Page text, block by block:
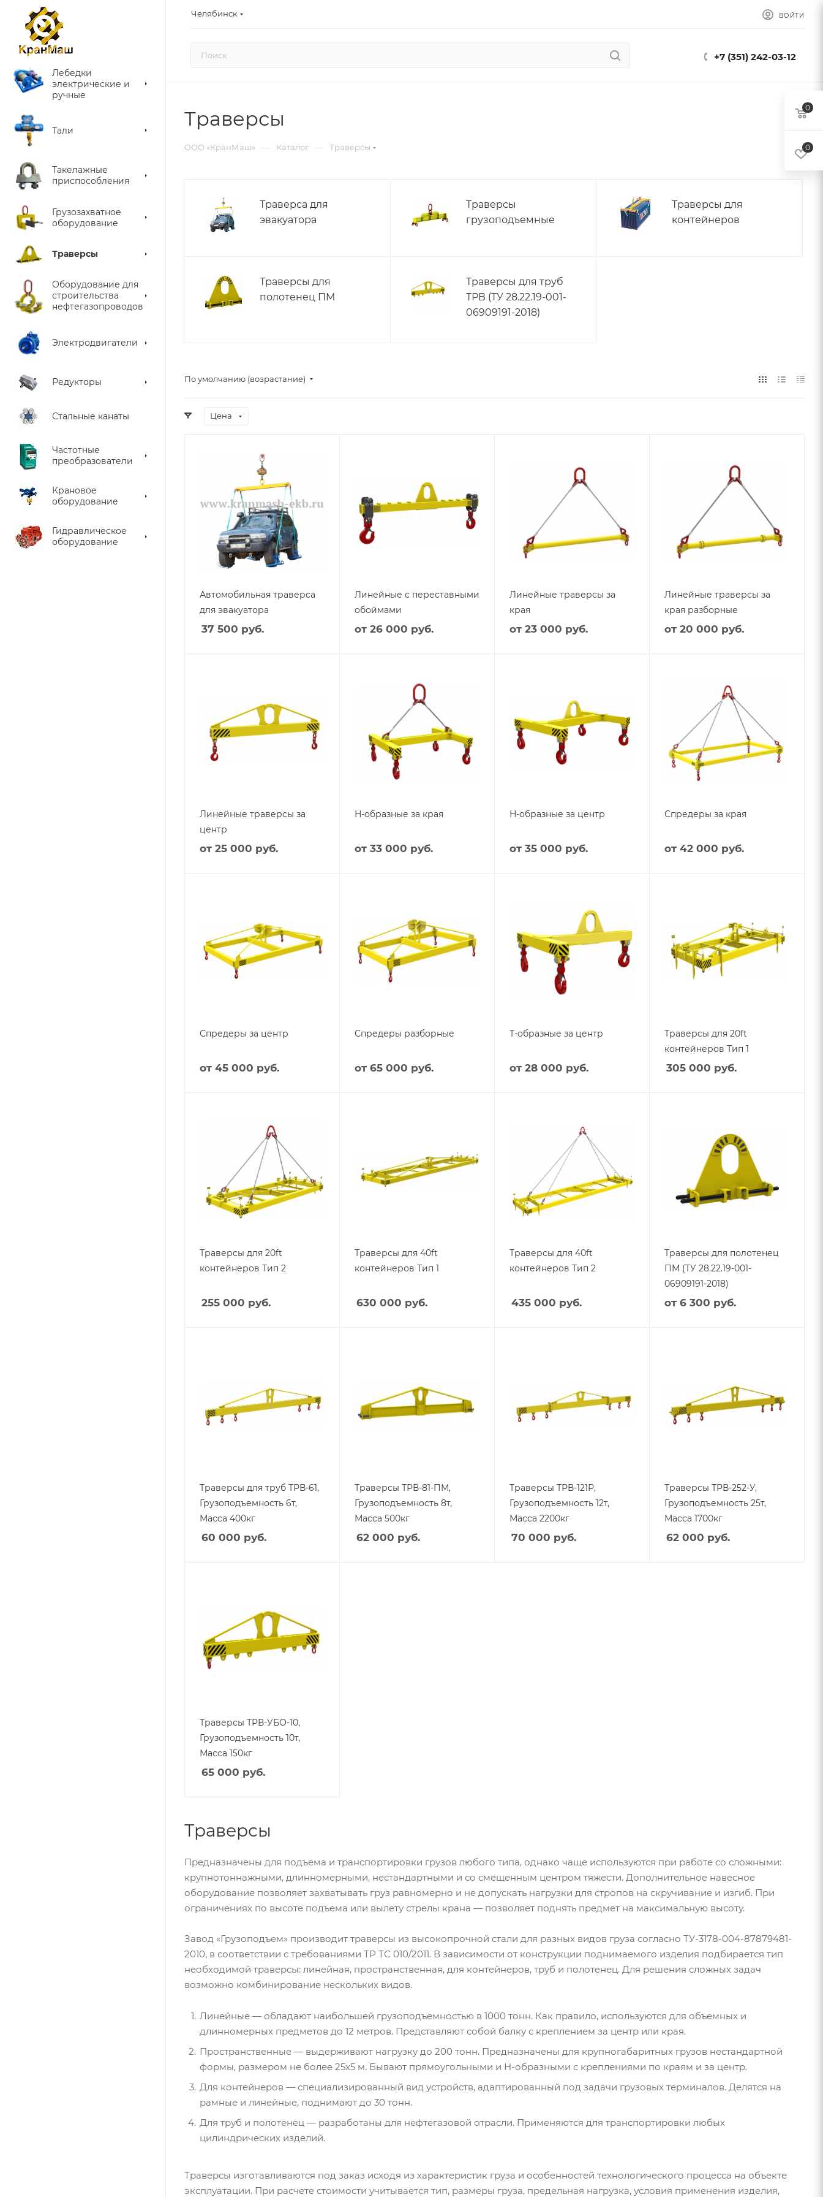
Челябинск ВОЙТИ
+7 (351) 242-03-12
Лебедки
электрические и
ручные
Тали
Такелажные
приспособления
Грузозахватное
оборудование
Траверсы
Оборудование для
строительства
нефтегазопроводов
Электродвигатели
Редукторы
Стальные канаты
Частотные
преобразователи
Крановое
оборудование
Гидравлическое
оборудование
Траверсы
ООО «КранМаш» — Каталог — Траверсы
Траверса для
эвакуатора
Траверсы
грузоподъемные
Траверсы для
контейнеров
Траверсы для
полотенец ПМ
Траверсы для труб
ТРВ (ТУ 28.22.19-001-
06909191-2018)
По умолчанию (возрастание)
Цена
Автомобильная траверса
для эвакуатора
37 500 руб.
Линейные с переставными
обоймами
от 26 000 руб.
Линейные траверсы за
края
от 23 000 руб.
Линейные траверсы за
края разборные
от 20 000 руб.
Линейные траверсы за
центр
от 25 000 руб.
Н-образные за края
от 33 000 руб.
Н-образные за центр
от 35 000 руб.
Спредеры за края
от 42 000 руб.
Спредеры за центр
от 45 000 руб.
Спредеры разборные
от 65 000 руб.
Т-образные за центр
от 28 000 руб.
Траверсы для 20ft
контейнеров Тип 1
305 000 руб.
Траверсы для 20ft
контейнеров Тип 2
255 000 руб.
Траверсы для 40ft
контейнеров Тип 1
630 000 руб.
Траверсы для 40ft
контейнеров Тип 2
435 000 руб.
Траверсы для полотенец
ПМ (ТУ 28.22.19-001-
06909191-2018)
от 6 300 руб.
Траверсы для труб ТРВ-61,
Грузоподъемность 6т,
Масса 400кг
60 000 руб.
Траверсы ТРВ-81-ПМ,
Грузоподъемность 8т,
Масса 500кг
62 000 руб.
Траверсы ТРВ-121Р,
Грузоподъемность 12т,
Масса 2200кг
70 000 руб.
Траверсы ТРВ-252-У,
Грузоподъемность 25т,
Масса 1700кг
62 000 руб.
Траверсы ТРВ-УБО-10,
Грузоподъемность 10т,
Масса 150кг
65 000 руб.
Траверсы
Предназначены для подъема и транспортировки грузов любого типа, однако чаще используются при работе со сложными:
крупнотоннажными, длинномерными, нестандартными и со смещенным центром тяжести. Дополнительное навесное
оборудование позволяет захватывать груз равномерно и не допускать нагрузки для стропов на скручивание и изгиб. При
ограничениях по высоте подъема или вылету стрелы крана — позволяет поднять предмет на максимальную высоту.
Завод «Грузоподъем» производит траверсы из высокопрочной стали для разных видов груза согласно ТУ-3178-004-87879481-
2010, в соответствии с требованиями ТР ТС 010/2011. В зависимости от конструкции поднимаемого изделия подбирается тип
необходимой траверсы: линейная, пространственная, для контейнеров, труб и полотенец. Для решения сложных задач
возможно комбинирование нескольких видов.
Линейные — обладают наибольшей грузоподъемностью в 1000 тонн. Как правило, используются для объемных и
длинномерных предметов до 12 метров. Представляют собой балку с креплением за центр или края.
Пространственные — выдерживают нагрузку до 200 тонн. Предназначены для крупногабаритных грузов нестандартной
формы, размером не более 25х5 м. Бывают прямоугольными и Н-образными с креплениями по краям и за центр.
Для контейнеров — специализированный вид устройств, адаптированный под задачи грузовых терминалов. Делятся на
рамные и линейные, поднимают до 30 тонн.
Для труб и полотенец — разработаны для нефтегазовой отрасли. Применяются для транспортировки любых
цилиндрических изделий.
Траверсы изготавливаются под заказ исходя из характеристик груза и особенностей технологического процесса на объекте
эксплуатации. При расчете стоимости учитывается тип, размеры груза, предельная нагрузка, условия применения изделия,
0
0